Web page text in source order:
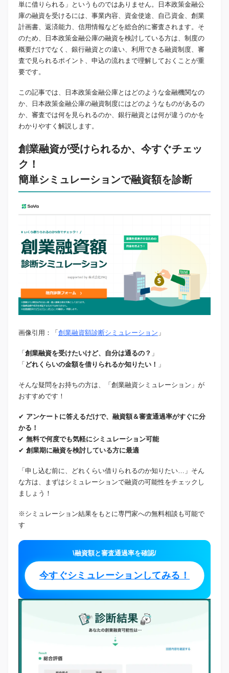
単に借りられる」というものではありません。日本政策金融公
庫の融資を受けるには、事業内容、資金使途、自己資金、創業
計画書、返済能力、信用情報などを総合的に審査されます。そ
のため、日本政策金融公庫の融資を検討している方は、制度の
概要だけでなく、銀行融資との違い、利用できる融資制度、審
査で見られるポイント、申込の流れまで理解しておくことが重
要です。
この記事では、日本政策金融公庫とはどのような金融機関なの
か、日本政策金融公庫の融資制度にはどのようなものがあるの
か、審査では何を見られるのか、銀行融資とは何が違うのかを
わかりやすく解説します。
創業融資が受けられるか、今すぐチェッ
ク！
簡単シミュレーションで融資額を診断
画像引用：「 創業融資額診断シミュレーション 」
「 創業融資を受けたいけど、自分は通るの？ 」
「 どれくらいの金額を借りられるか知りたい！ 」
そんな疑問をお持ちの方は、「創業融資シミュレーション」が
おすすめです！
✔ アンケートに答えるだけで、融資額＆審査通過率がすぐに分
かる！
✔ 無料で何度でも気軽にシミュレーション可能
✔ 創業期に融資を検討している方に最適
「申し込む前に、どれくらい借りられるのか知りたい…」そん
な方は、まずはシミュレーションで融資の可能性をチェックし
ましょう！
※シミュレーション結果をもとに専門家への無料相談も可能で
す
\融資額と審査通過率を確認/
今すぐシミュレーションしてみる！